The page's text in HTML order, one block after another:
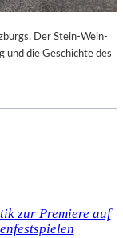
Der Stein-Wein-
und die Geschichte des
zur Premiere auf